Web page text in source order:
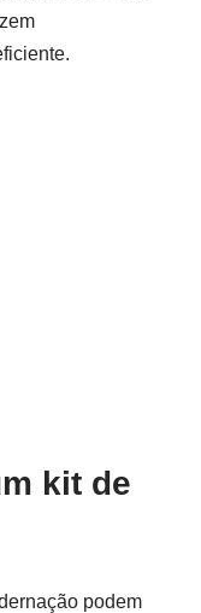
kit de
podem